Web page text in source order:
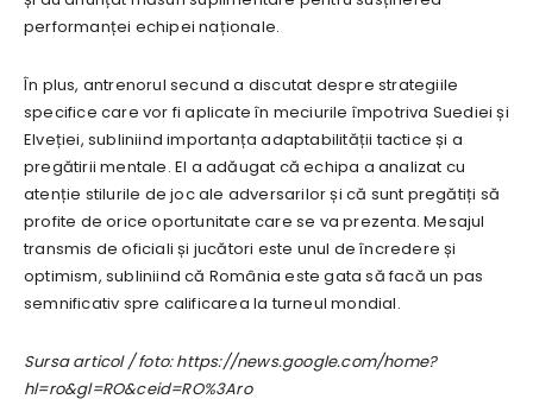
performanței echipei naționale.
În plus, antrenorul secund a discutat despre strategiile
specifice care vor fi aplicate în meciurile împotriva Suediei și
Elveției, subliniind importanța adaptabilității tactice și a
pregătirii mentale. El a adăugat că echipa a analizat cu
atenție stilurile de joc ale adversarilor și că sunt pregătiți să
profite de orice oportunitate care se va prezenta. Mesajul
transmis de oficiali și jucători este unul de încredere și
optimism, subliniind că România este gata să facă un pas
semnificativ spre calificarea la turneul mondial.
Sursa articol / foto: https://news.google.com/home?
hl=ro&gl=RO&ceid=RO%3Aro